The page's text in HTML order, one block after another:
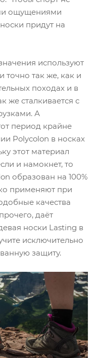
ощущениями
придут на
используют
точно так же, как и
походах и в
же сталкивается с
А
период крайне
Polycolon в носках
этот материал
и намокнет, то
образован на 100%
применяют при
качества
даёт
носки Lasting в
исключительно
защиту.